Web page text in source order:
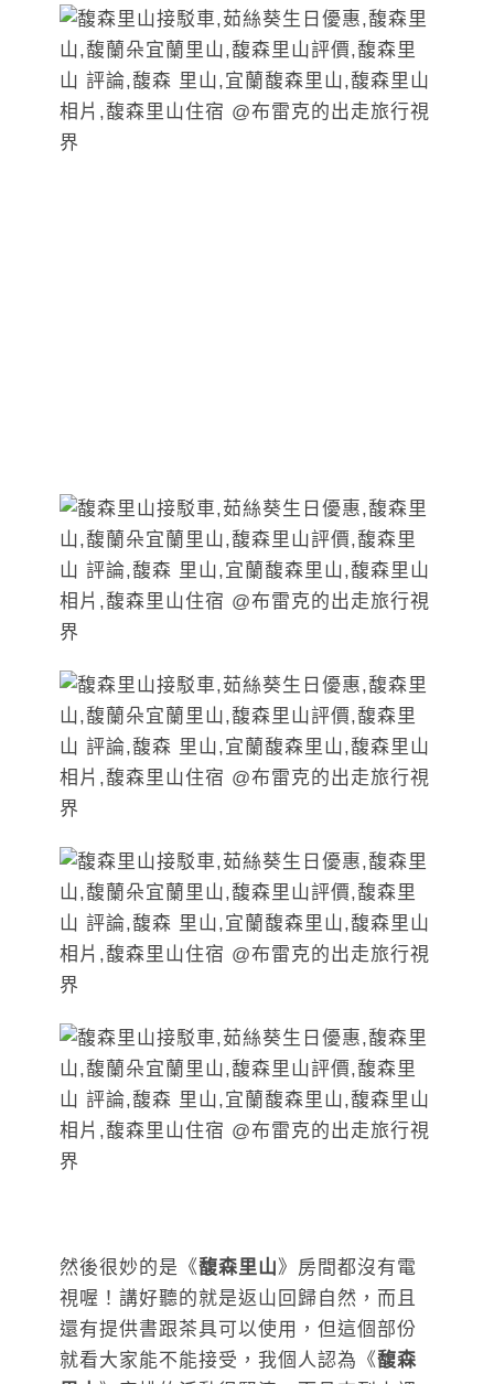
然後很妙的是《馥森里山》房間都沒有電
視喔！講好聽的就是返山回歸自然，而且
還有提供書跟茶具可以使用，但這個部份
就看大家能不能接受，我個人認為《馥森